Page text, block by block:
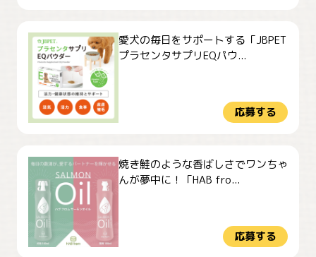
愛犬の毎日をサポートする「JBPET
プラセンタサプリEQパウ...
応募する
焼き鮭のような香ばしさでワンちゃ
んが夢中に！「HAB fro...
応募する